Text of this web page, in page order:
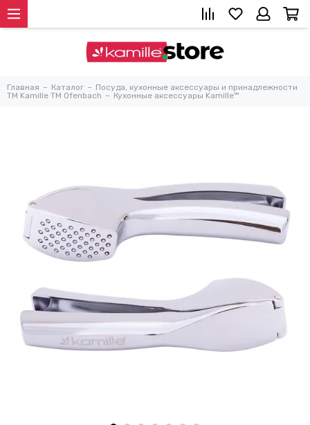
Главная Каталог
Посуда, кухонные аксессуары и принадлежности
TM Kamille TM Ofenbach
Кухонные аксессуары Kamille™